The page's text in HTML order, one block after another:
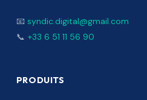
📧 syndic.digital@gmail.com
📞 +33 6 51 11 56 90
PRODUITS